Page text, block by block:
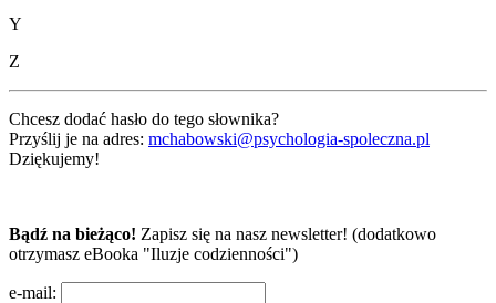
Y
Z
Chcesz dodać hasło do tego słownika?
Przyślij je na adres: mchabowski@psychologia-spoleczna.pl
Dziękujemy!
Bądź na bieżąco! Zapisz się na nasz newsletter! (dodatkowo
otrzymasz eBooka "Iluzje codzienności")
e-mail: